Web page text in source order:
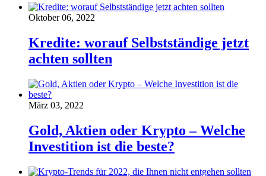
Oktober 06, 2022
Kredite: worauf Selbstständige jetzt
achten sollten
März 03, 2022
Gold, Aktien oder Krypto – Welche
Investition ist die beste?